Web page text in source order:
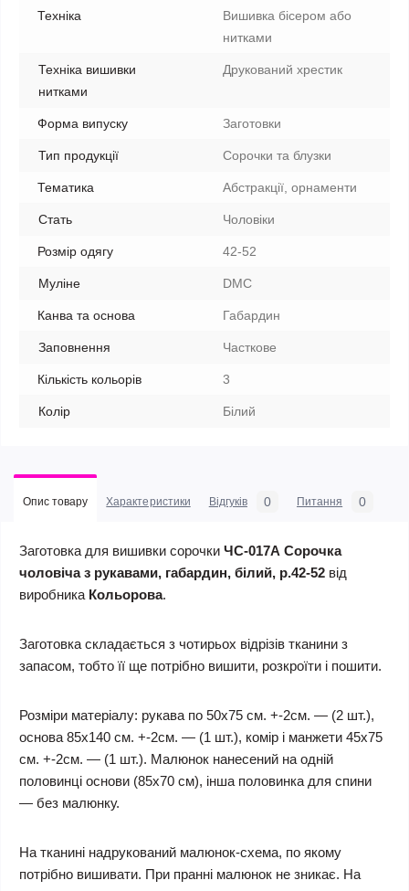
Техніка
Вишивка бісером або
нитками
Техніка вишивки
нитками
Друкований хрестик
Форма випуску Заготовки
Тип продукції Сорочки та блузки
Тематика Абстракції, орнаменти
Стать Чоловіки
Розмір одягу 42-52
Муліне DMC
Канва та основа Габардин
Заповнення Часткове
Кількість кольорів 3
Колір Білий
Опис товару Характеристики Відгуків 0 Питання 0
Заготовка для вишивки сорочки ЧС-017А Сорочка
чоловіча з рукавами, габардин, білий, р.42-52 від
виробника Кольорова.
Заготовка складається з чотирьох відрізів тканини з
запасом, тобто її ще потрібно вишити, розкроїти і пошити.
Розміри матеріалу: рукава по 50х75 см. +-2см. — (2 шт.),
основа 85х140 см. +-2см. — (1 шт.), комір і манжети 45х75
см. +-2см. — (1 шт.). Малюнок нанесений на одній
половинці основи (85х70 см), інша половинка для спини
— без малюнку.
На тканині надрукований малюнок-схема, по якому
потрібно вишивати. При пранні малюнок не зникає. На